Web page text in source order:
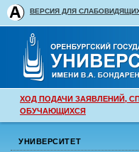
ВЕРСИЯ ДЛЯ
ХОД ПОДАЧИ ЗАЯВЛЕНИЙ,
ОБУЧАЮЩИХСЯ
УНИВЕРСИТЕТ